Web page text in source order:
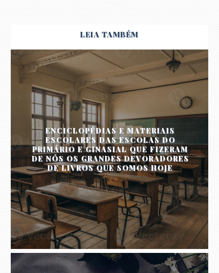
LEIA TAMBÉM
ENCICLOPÉDIAS E MATERIAIS
ESCOLARES DAS ESCOLAS DO
PRIMÁRIO E GINASIAL QUE FIZERAM
DE NÓS OS GRANDES DEVORADORES
DE LIVROS QUE SOMOS HOJE